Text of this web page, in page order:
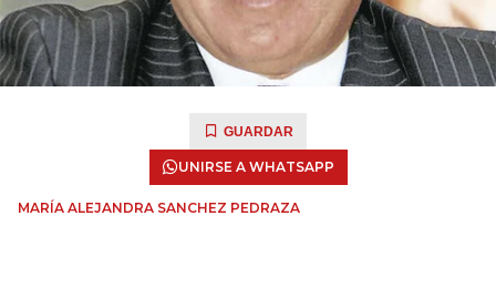
GUARDAR
UNIRSE A WHATSAPP
MARÍA ALEJANDRA SANCHEZ PEDRAZA